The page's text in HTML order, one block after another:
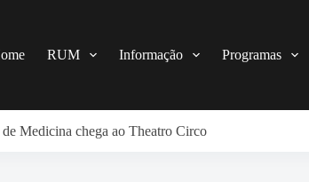
RUM Informação Programas
Medicina chega ao Theatro Circo